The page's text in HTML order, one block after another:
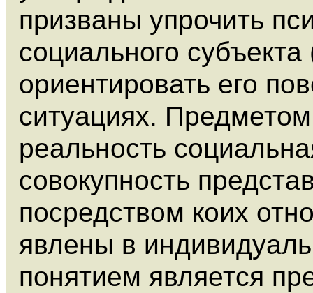
призваны упрочить
социального
ориентировать его
ситуациях.
реальность
совокупность
посредством коих
явлены в
понятием является